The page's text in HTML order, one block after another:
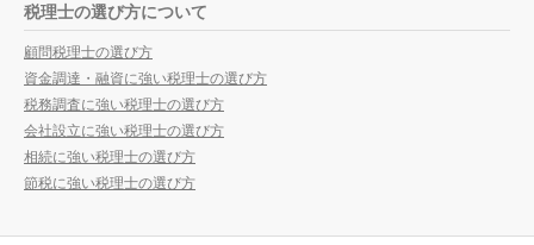
税理士の選び方について
顧問税理士の選び方
資金調達・融資に強い税理士の選び方
税務調査に強い税理士の選び方
会社設立に強い税理士の選び方
相続に強い税理士の選び方
節税に強い税理士の選び方